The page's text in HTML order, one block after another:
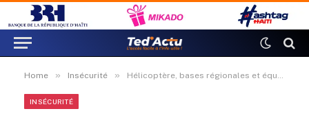
Home » Insécurité » Hélicoptère, bases régionales et équipements : l’ONU prépare le terrain pour la Force anti-gangs en Haïti
INSÉCURITÉ